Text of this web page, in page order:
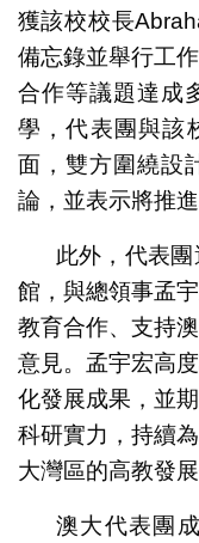
獲該校校長
備忘錄並舉行工
合作等議題達成
學，代表團與該
面，雙方圍繞設
論，並表示將推
此外，代表
館，與總領事孟
教育合作、支持
意見。孟宇宏高
化發展成果，並
科研實力，持續
大灣區的高教發
澳大代表團